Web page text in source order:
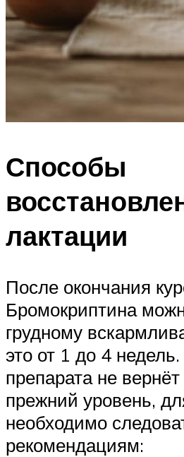
Способы
лактации
После окончания
Бромокриптина
грудному
это от 1 до 4
препарата не
прежний уровень,
необходимо
рекомендациям: